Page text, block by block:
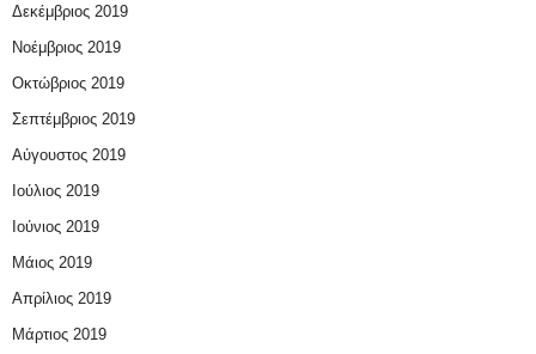
Δεκέμβριος 2019
Νοέμβριος 2019
Οκτώβριος 2019
Σεπτέμβριος 2019
Αύγουστος 2019
Ιούλιος 2019
Ιούνιος 2019
Μάιος 2019
Απρίλιος 2019
Μάρτιος 2019